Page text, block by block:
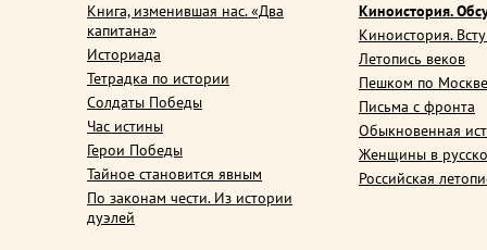
Книга, изменившая нас. «Два
капитана»
Историада
Тетрадка по истории
Солдаты Победы
Час истины
Герои Победы
Тайное становится явным
По законам чести. Из истории
дуэлей
Киноистория.
Киноистория.
Летопись веков
Пешком по Москве
Письма с фронта
Обыкновенная
Женщины в
Российская